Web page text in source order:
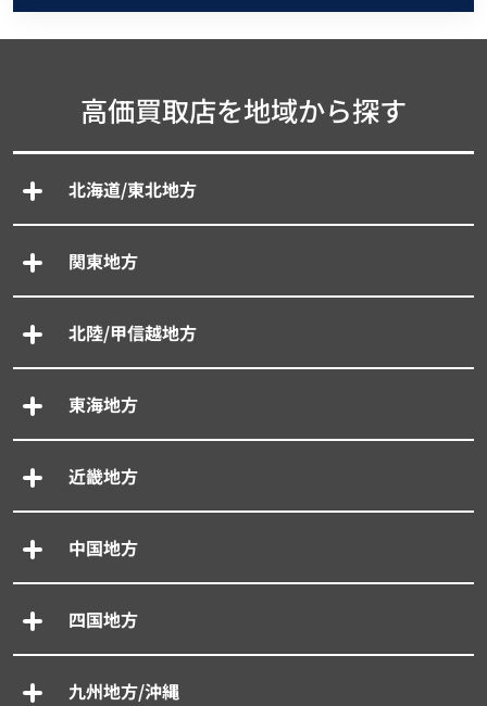
高価買取店を地域から探す
北海道/東北地方
関東地方
北陸/甲信越地方
東海地方
近畿地方
中国地方
四国地方
九州地方/沖縄